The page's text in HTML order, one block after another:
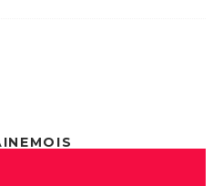
MOIS